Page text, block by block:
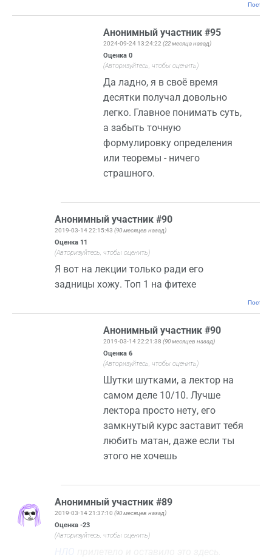
Анонимный участник #95
2024-09-24 13:24:22(22 месяца назад)
Оценка0
(Авторизуйтесь, чтобы оценить)
Да ладно, я в своё время
десятки получал довольно
легко. Главное понимать суть,
а забыть точную
формулировку определения
или теоремы - ничего
страшного.
Анонимный участник #90
2019-03-14 22:15:43 (90 месяцев назад)
Оценка 11
(Авторизуйтесь, чтобы оценить)
Я вот на лекции только ради его
задницы хожу. Топ 1 на фитехе
Анонимный участник #90
2019-03-14 22:21:38(90 месяцев назад)
Оценка6
(Авторизуйтесь, чтобы оценить)
Шутки шутками, а лектор на
самом деле 10/10. Лучше
лектора просто нету, его
замкнутый курс заставит тебя
любить матан, даже если ты
этого не хочешь
Анонимный участник #89
2019-03-14 21:37:10 (90 месяцев назад)
Оценка -23
(Авторизуйтесь, чтобы оценить)